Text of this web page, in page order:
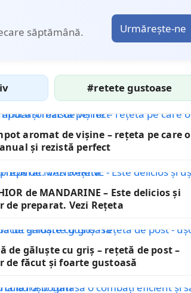
săptămână. Urmărește-ne
#retete gustoase
aromat de vișine – rețeta pe care o
și rezistă perfect
de MANDARINE – Este delicios și
de preparat. Vezi Rețeta
de găluște cu griș – rețetă de post –
de făcut și foarte gustoasă